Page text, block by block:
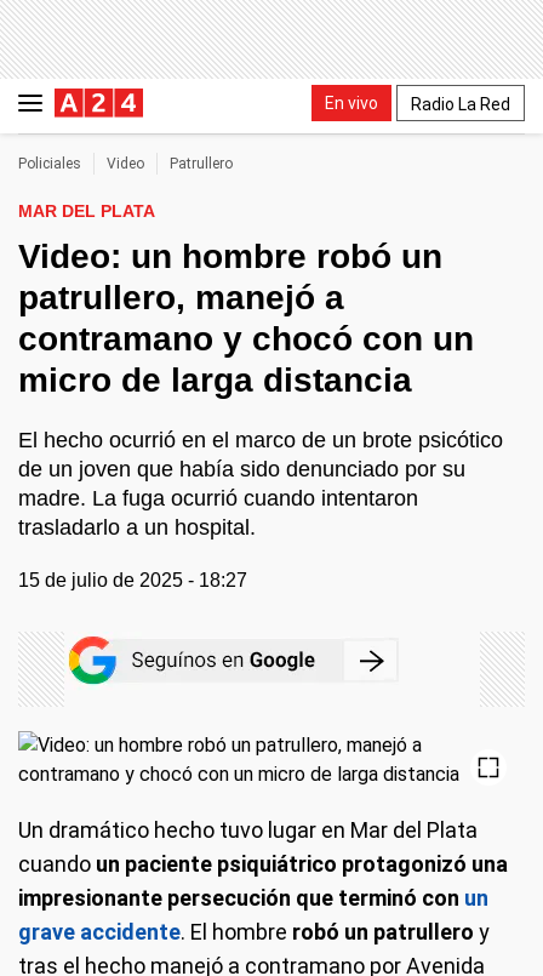
En vivo Radio La Red
Policiales Video Patrullero
MAR DEL PLATA
Video: un hombre robó un
patrullero, manejó a
contramano y chocó con un
micro de larga distancia
El hecho ocurrió en el marco de un brote psicótico
de un joven que había sido denunciado por su
madre. La fuga ocurrió cuando intentaron
trasladarlo a un hospital.
15 de julio de 2025 - 18:27
Un dramático hecho tuvo lugar en Mar del Plata
cuando un paciente psiquiátrico protagonizó una
impresionante persecución que terminó con un
grave accidente. El hombre robó un patrullero y
tras el hecho manejó a contramano por Avenida